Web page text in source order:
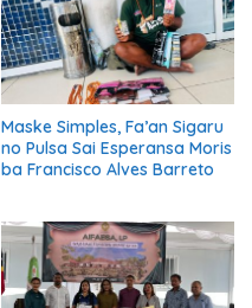
Maske Simples, Fa’an Sigaru
no Pulsa Sai Esperansa Moris
ba Francisco Alves Barreto